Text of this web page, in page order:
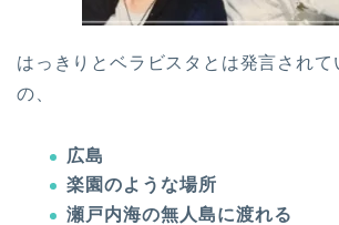
はっきりとベラビスタとは発言されて
の、
広島
楽園のような場所
瀬戸内海の無人島に渡れる